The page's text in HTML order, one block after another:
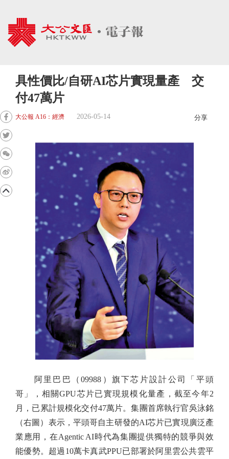
具性價比/自研AI芯片實現量產 交
付47萬片
大公報 A16：經濟 2026-05-14 分享
阿里巴巴（09988）旗下芯片設計公司「平頭
哥」，相關GPU芯片已實現規模化量產，截至今年2
月，已累計規模化交付47萬片。集團首席執行官吳泳銘
（右圖）表示，平頭哥自主研發的AI芯片已實現廣泛產
業應用，在Agentic AI時代為集團提供獨特的競爭與效
能優勢。超過10萬卡真武PPU已部署於阿里雲公共雲平